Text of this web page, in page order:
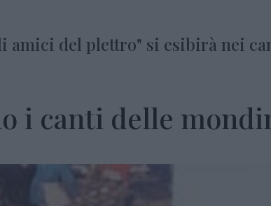
amici del plettro" si esibirà nei
i canti delle